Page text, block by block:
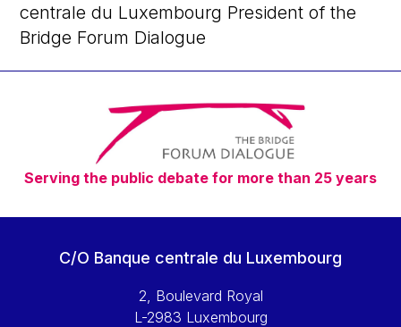
centrale du Luxembourg President of the
Bridge Forum Dialogue
Serving the public debate for more than 25 years
C/O Banque centrale du Luxembourg
2, Boulevard Royal
L-2983 Luxembourg